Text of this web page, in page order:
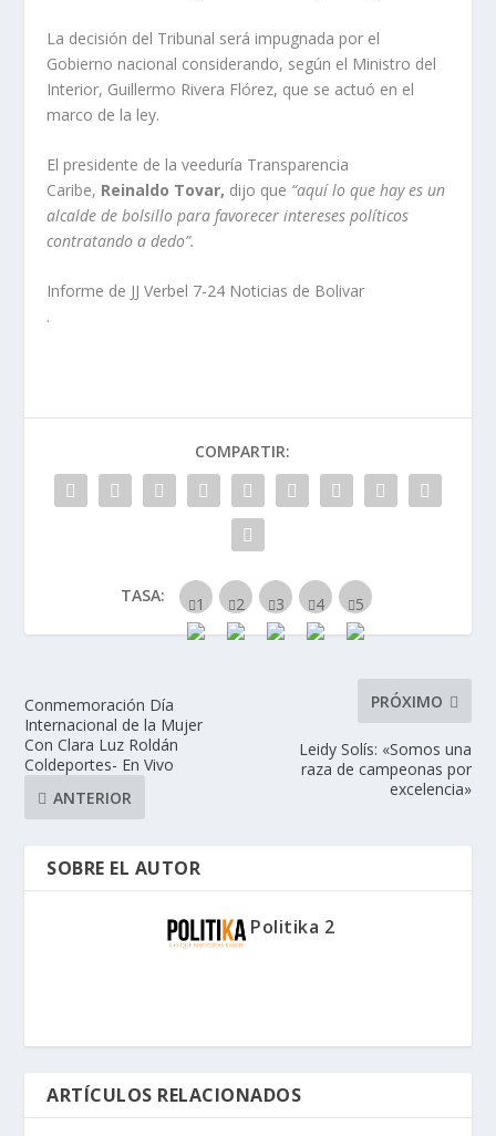
La decisión del Tribunal será impugnada por el
Gobierno nacional considerando, según el Ministro del
Interior, Guillermo Rivera Flórez, que se actuó en el
marco de la ley.
El presidente de la veeduría Transparencia
Caribe, Reinaldo Tovar, dijo que “aquí lo que hay es un
alcalde de bolsillo para favorecer intereses políticos
contratando a dedo”.
Informe de JJ Verbel 7-24 Noticias de Bolivar
.
COMPARTIR:
TASA:
Conmemoración Día
Internacional de la Mujer
Con Clara Luz Roldán
Coldeportes- En Vivo
ANTERIOR
PRÓXIMO
Leidy Solís: «Somos una
raza de campeonas por
excelencia»
SOBRE EL AUTOR
Politika 2
ARTÍCULOS RELACIONADOS